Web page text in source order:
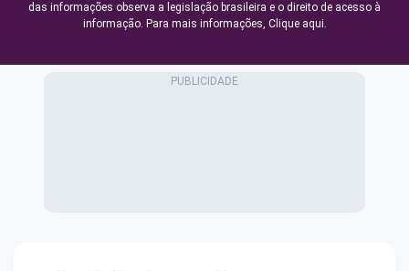
das informações observa a legislação brasileira e o direito de acesso à
informação. Para mais informações, Clique aqui.